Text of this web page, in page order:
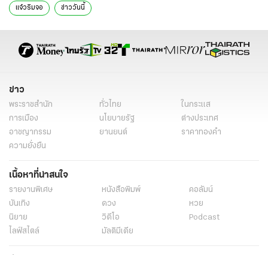
แจ๋วริมจอ ข่าววันนี้
ข่าว
พระราชสำนัก ทั่วไทย
ในกระแส
การเมือง
นโยบายรัฐ
ต่างประเทศ
อาชญากรรม
ยานยนต์
ราคาทองคำ
ความยั่งยืน
เนื้อหาที่น่าสนใจ
รายงานพิเศษ หนังสือพิมพ์
คอลัมน์
บันเทิง
ดวง
หวย
นิยาย
วิดีโอ
Podcast
ไลฟ์สไตล์
มัลติมีเดีย